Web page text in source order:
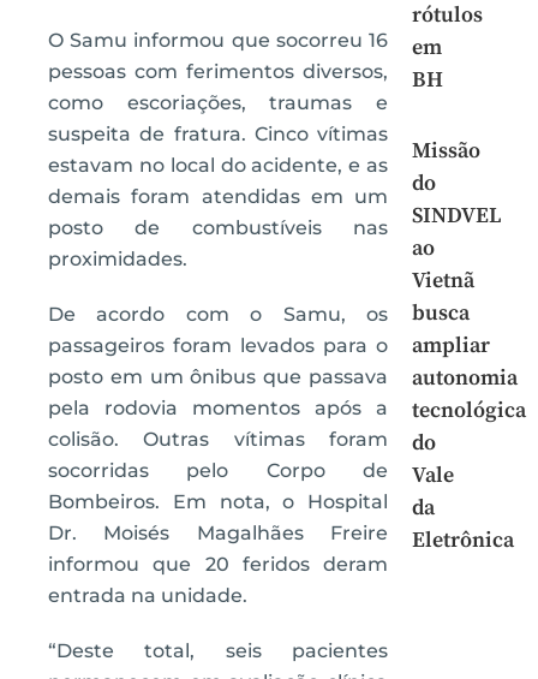
O Samu informou que socorreu 16
pessoas com ferimentos diversos,
como escoriações, traumas e
suspeita de fratura. Cinco vítimas
estavam no local do acidente, e as
demais foram atendidas em um
posto de combustíveis nas
proximidades.
De acordo com o Samu, os
passageiros foram levados para o
posto em um ônibus que passava
pela rodovia momentos após a
colisão. Outras vítimas foram
socorridas pelo Corpo de
Bombeiros. Em nota, o Hospital
Dr. Moisés Magalhães Freire
informou que 20 feridos deram
entrada na unidade.
“Deste total, seis pacientes
rótulos
em
BH
Missão
do
SINDVEL
ao
Vietnã
busca
ampliar
autonomia
tecnológica
do
Vale
da
Eletrônica